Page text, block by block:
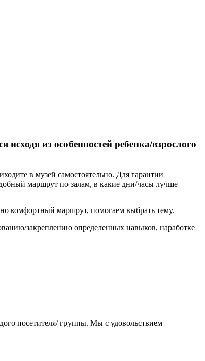
из особенностей ребенка/взрослого
в музей самостоятельно. Для гарантии
маршрут по залам, в какие дни/часы лучше
комфортный маршрут, помогаем выбрать тему.
закреплению определенных навыков, наработке
посетителя/ группы. Мы с удовольствием